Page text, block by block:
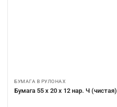
БУМАГА В РУЛОНАХ
Бумага 55 х 20 х 12 нар. Ч (чистая)